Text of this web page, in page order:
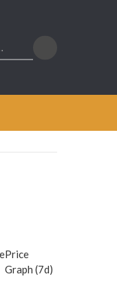
Price
Graph (7d)